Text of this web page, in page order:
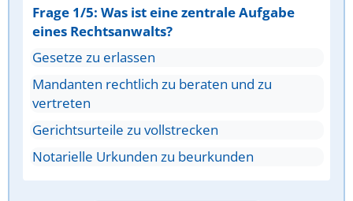
Frage 1/5: Was ist eine zentrale Aufgabe
eines Rechtsanwalts?
Gesetze zu erlassen
Mandanten rechtlich zu beraten und zu
vertreten
Gerichtsurteile zu vollstrecken
Notarielle Urkunden zu beurkunden